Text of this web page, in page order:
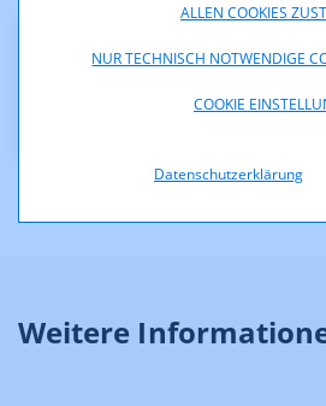
ALLEN COOKIES
NUR TECHNISCH NOTWENDIGE
COOKIE
Datenschutzerklärung
Downloads
KOA_2.100-03-
Weitere